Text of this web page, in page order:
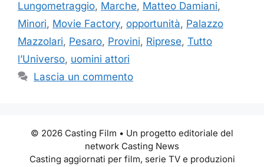
Lungometraggio, Marche, Matteo Damiani,
Minori, Movie Factory, opportunità, Palazzo
Mazzolari, Pesaro, Provini, Riprese, Tutto
l’Universo, uomini attori
Lascia un commento
© 2026 Casting Film • Un progetto editoriale del
network Casting News
Casting aggiornati per film, serie TV e produzioni